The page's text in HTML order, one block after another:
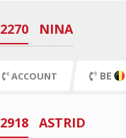
2270 NINA
ACCOUNT BE
2918 ASTRID